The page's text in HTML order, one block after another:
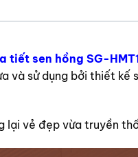
tiết sen hồng SG-
và sử dụng bởi thiết kế
lại vẻ đẹp vừa truyền